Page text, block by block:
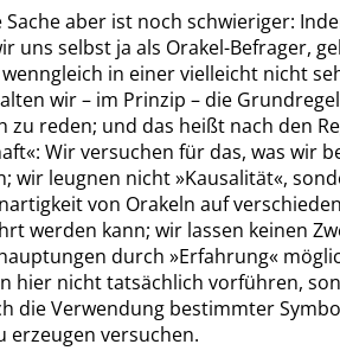
Sache aber ist noch schwieriger:
uns selbst ja als Orakel-Befrager,
in einer vielleicht nicht
wir – im Prinzip – die
zu reden; und das heißt nach den
«: Wir versuchen für das, was wir
wir leugnen nicht»Kausalität«,
von Orakeln auf
werden kann; wir lassen keinen
durch »Erfahrung«
hier nicht tatsächlich vorführen,
die Verwendung bestimmter
erzeugen versuchen.